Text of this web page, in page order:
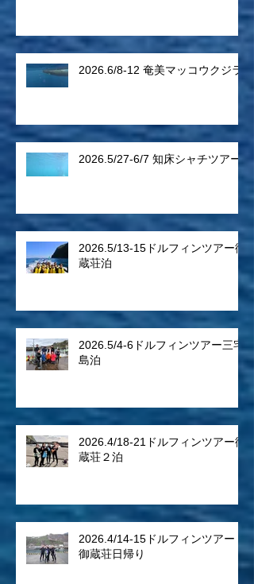
2026.6/8-12 奄美マッコウクジラ
2026.5/27-6/7 知床シャチツアー
2026.5/13-15ドルフィンツアー御
蔵荘泊
2026.5/4-6ドルフィンツアー三宅
島泊
2026.4/18-21ドルフィンツアー御
蔵荘２泊
2026.4/14-15ドルフィンツアー
御蔵荘日帰り